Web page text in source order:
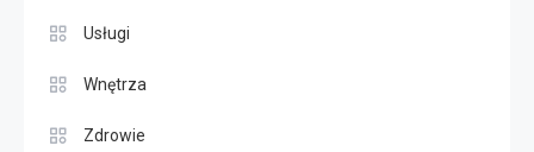
Usługi
Wnętrza
Zdrowie